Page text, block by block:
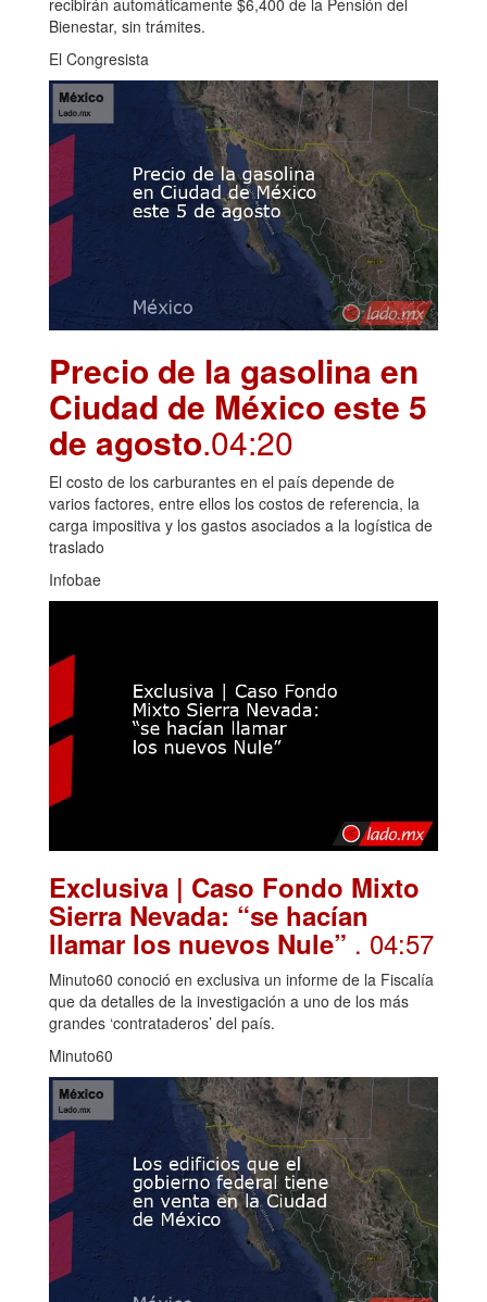
Bienestar, sin trámites.
El Congresista
Precio de la gasolina en
Ciudad de México este 5
de agosto.04:20
El costo de los carburantes en el país depende de
varios factores, entre ellos los costos de referencia, la
carga impositiva y los gastos asociados a la logística de
traslado
Infobae
Exclusiva | Caso Fondo Mixto
Sierra Nevada: “se hacían
llamar los nuevos Nule” . 04:57
Minuto60 conoció en exclusiva un informe de la Fiscalía
que da detalles de la investigación a uno de los más
grandes ‘contrataderos’ del país.
Minuto60